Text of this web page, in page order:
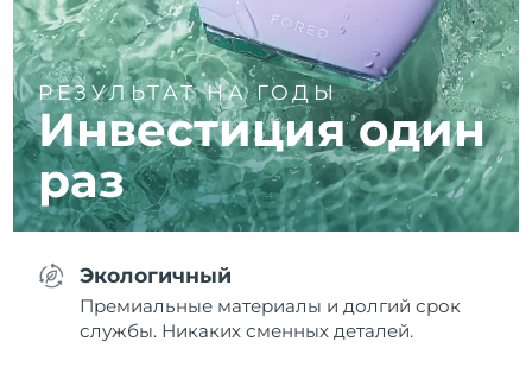
РЕЗУЛЬТАТ НА ГОДЫ
Инвестиция один
раз
Экологичный
Премиальные материалы и долгий срок
службы. Никаких сменных деталей.